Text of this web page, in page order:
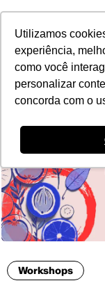
Utilizamos
experiência,
como você
personalizar
concorda com o
POR
Workshops